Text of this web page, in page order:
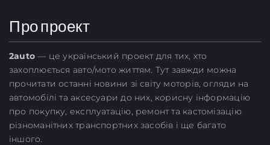
Про проект
2auto — це український проект для тих, хто
захоплюється авто/мото життям. Тут завжди можна
прочитати останні новини зі світу моторів, огляди на
автомобілі та аксесуари до них, корисну інформацію
про покупку, експлуатацію, ремонт та кастомізацію
різноманітних транспортних засобів і ще багато
іншого.